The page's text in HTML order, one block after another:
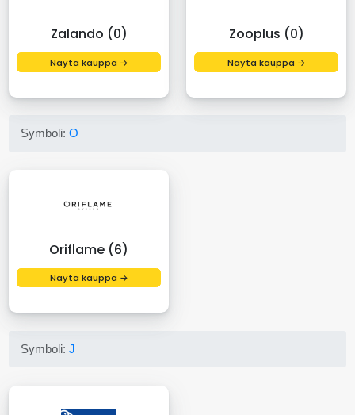
Zalando (0)
Näytä kauppa →
Zooplus (0)
Näytä kauppa →
Symboli:O
Oriflame (6)
Näytä kauppa →
Symboli:J